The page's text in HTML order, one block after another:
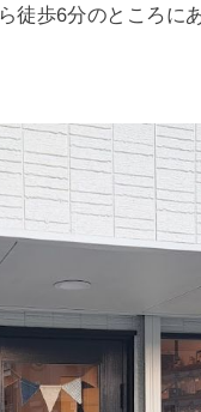
徒歩6分のところに